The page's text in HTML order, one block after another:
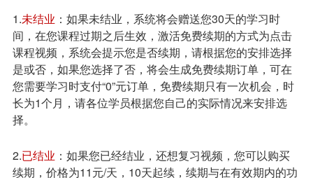
1.未结业 ：如果未结业，系统将会赠送您30天的学习时
间，在您课程过期之后生效，激活免费续期的方式为点击
课程视频，系统会提示您是否续期，请根据您的安排选择
是或否，如果您选择了否，将会生成免费续期订单，可在
您需要学习时支付“0”元订单，免费续期只有一次机会，时
长为1个月，请各位学员根据您自己的实际情况来安排选
择。
2.已结业 ：如果您已经结业，还想复习视频，您可以购买
续期，价格为11元/天，10天起续，续期与在有效期内的功